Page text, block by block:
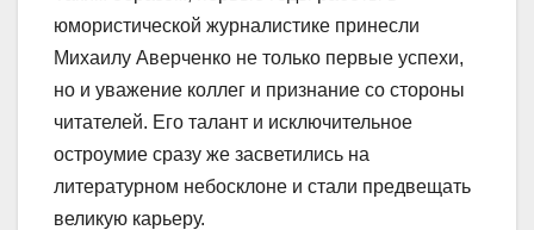
юмористической журналистике принесли
Михаилу Аверченко не только первые успехи,
но и уважение коллег и признание со стороны
читателей. Его талант и исключительное
остроумие сразу же засветились на
литературном небосклоне и стали предвещать
великую карьеру.